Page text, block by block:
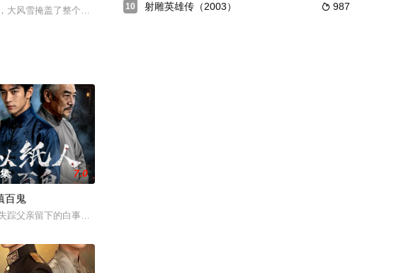
白
？直到救了患有心脏病的天才投资家沈
大风雪掩盖了整个大雪山，风雪呼呼令人望而却步…偏偏在风雪之中，却有一
屋，晚上鬼占房”的阴阳宅，江淮被
7.0
百鬼
踪父亲留下的白事馆，本想低调扎纸维生，却因一具流血的新娘纸人卷入了一
10  987
射雕英雄传（2003）